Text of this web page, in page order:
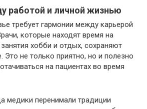
работой и личной жизнью
требует гармонии между карьерой
которые находят время на
хобби и отдых, сохраняют
не только приятно, но и полезно
на пациентах во время
медики перенимали традиции